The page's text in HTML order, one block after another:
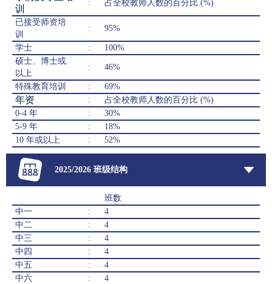
训
: 占全校教师人数的百分比 (%)
已接受师资培
训
: 95%
学士 :
100%
硕士、博士或
以上
: 46%
特殊教育培训 : 69%
年资 :
占全校教师人数的百分比 (%)
0-4 年
:
30%
5-9 年
:
18%
10 年或以上
: 52%
2025/2026 班级结构
班数
中一
:
4
中二
:
4
中三
:
4
中四
:
4
中五
:
4
中六
: 4